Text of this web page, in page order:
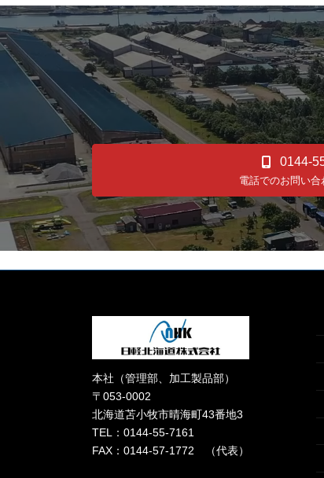
0144-
電話でのお問い合
本社（管理部、加工製品部）
〒053-0002
北海道苫小牧市晴海町43番地3
TEL：0144-55-7161
FAX：0144-57-1772 （代表）